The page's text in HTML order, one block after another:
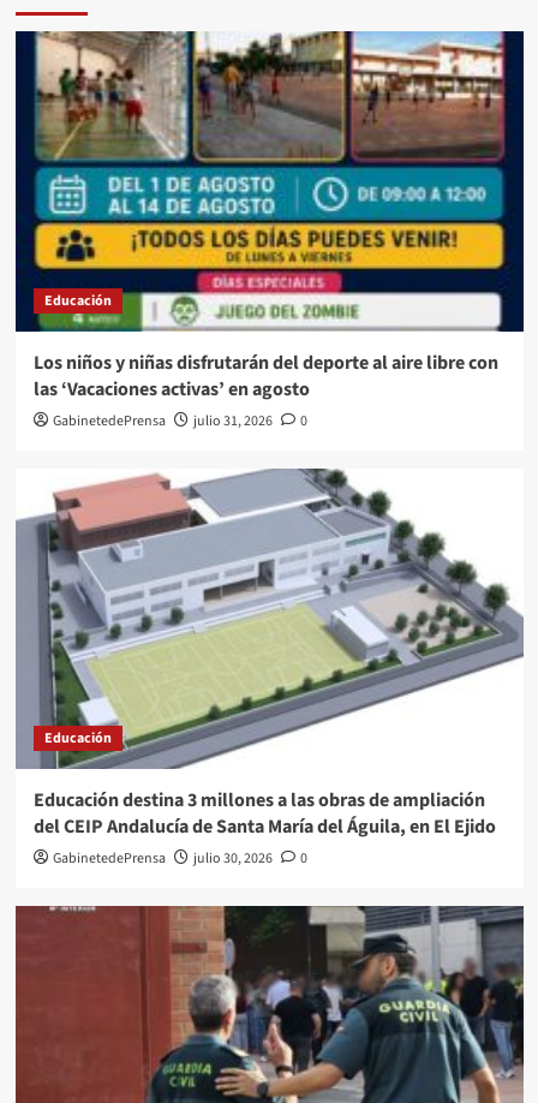
Educación
Los niños y niñas disfrutarán del deporte al aire libre con
las ‘Vacaciones activas’ en agosto
GabinetedePrensa julio 31, 2026 0
Educación
Educación destina 3 millones a las obras de ampliación
del CEIP Andalucía de Santa María del Águila, en El Ejido
GabinetedePrensa julio 30, 2026 0